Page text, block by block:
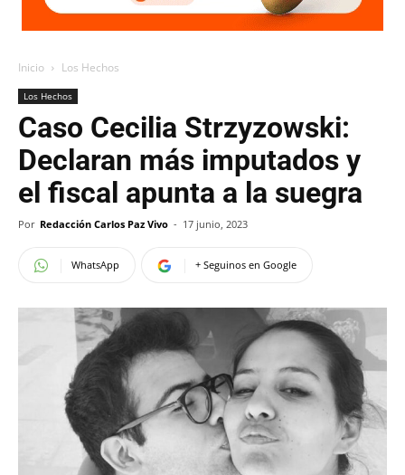
Inicio Los Hechos
Los Hechos
Caso Cecilia Strzyzowski:
Declaran más imputados y
el fiscal apunta a la suegra
Por Redacción Carlos Paz Vivo - 17 junio, 2023
WhatsApp + Seguinos en Google